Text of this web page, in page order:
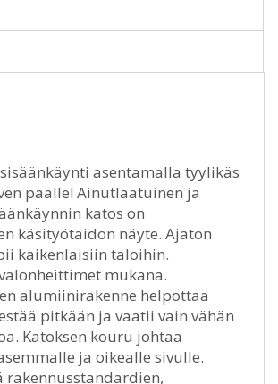
asentamalla tyylikäs
päälle! Ainutlaatuinen ja
katos on
käsityötaidon näyte. Ajaton
kaikenlaisiin taloihin.
mukana.
alumiinirakenne helpottaa
pitkään ja vaatii vain vähän
Katoksen kouru johtaa
ja oikealle sivulle.
rakennusstandardien,